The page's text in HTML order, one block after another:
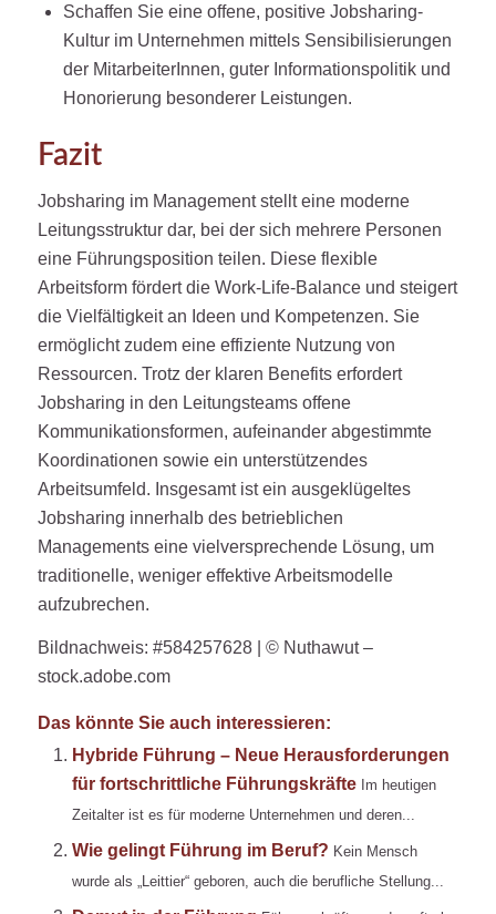
Schaffen Sie eine offene, positive Jobsharing-
Kultur im Unternehmen mittels Sensibilisierungen
der MitarbeiterInnen, guter Informationspolitik und
Honorierung besonderer Leistungen.
Fazit
Jobsharing im Management stellt eine moderne
Leitungsstruktur dar, bei der sich mehrere Personen
eine Führungsposition teilen. Diese flexible
Arbeitsform fördert die Work-Life-Balance und steigert
die Vielfältigkeit an Ideen und Kompetenzen. Sie
ermöglicht zudem eine effiziente Nutzung von
Ressourcen. Trotz der klaren Benefits erfordert
Jobsharing in den Leitungsteams offene
Kommunikationsformen, aufeinander abgestimmte
Koordinationen sowie ein unterstützendes
Arbeitsumfeld. Insgesamt ist ein ausgeklügeltes
Jobsharing innerhalb des betrieblichen
Managements eine vielversprechende Lösung, um
traditionelle, weniger effektive Arbeitsmodelle
aufzubrechen.
Bildnachweis: #584257628 | © Nuthawut –
stock.adobe.com
Das könnte Sie auch interessieren:
Hybride Führung – Neue Herausforderungen
für fortschrittliche Führungskräfte
Im heutigen
Zeitalter ist es für moderne Unternehmen und deren...
Wie gelingt Führung im Beruf? Kein Mensch
wurde als „Leittier“ geboren, auch die berufliche Stellung...